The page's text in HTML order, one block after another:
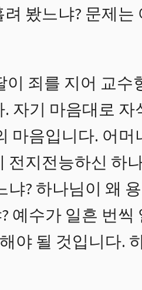
봤느냐? 문제
죄를 지어 교
자기 마음대로
마음입니다. 어
전지전능하신 하
? 하나님이 왜
예수가 일흔 번
야 될 것입니다.